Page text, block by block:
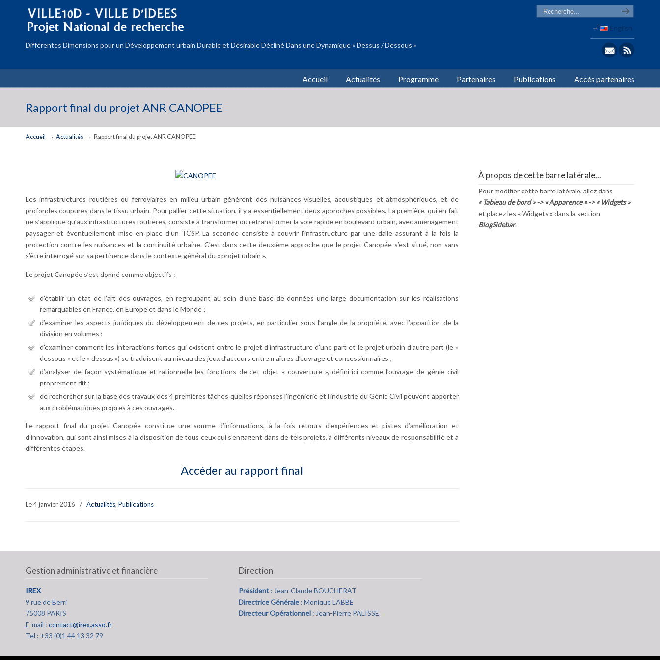
Différentes Dimensions pour un Développement urbain Durable et Désirable Décliné Dans une Dynamique « Dessus / Dessous »
English
Accueil Actualités Programme Partenaires Publications Accès partenaires
Rapport final du projet ANR CANOPEE
Accueil → Actualités → Rapport final du projet ANR CANOPEE
Les infrastructures routières ou ferroviaires en milieu urbain génèrent des nuisances visuelles, acoustiques et atmosphériques, et de
profondes coupures dans le tissu urbain. Pour pallier cette situation, il y a essentiellement deux approches possibles. La première, qui en fait
ne s’applique qu’aux infrastructures routières, consiste à transformer ou retransformer la voie rapide en boulevard urbain, avec aménagement
paysager et éventuellement mise en place d’un TCSP. La seconde consiste à couvrir l’infrastructure par une dalle assurant à la fois la
protection contre les nuisances et la continuité urbaine. C’est dans cette deuxième approche que le projet Canopée s’est situé, non sans
s’être interrogé sur sa pertinence dans le contexte général du « projet urbain ».
Le projet Canopée s’est donné comme objectifs :
d’établir un état de l’art des ouvrages, en regroupant au sein d’une base de données une large documentation sur les réalisations
remarquables en France, en Europe et dans le Monde ;
d’examiner les aspects juridiques du développement de ces projets, en particulier sous l’angle de la propriété, avec l’apparition de la
division en volumes ;
d’examiner comment les interactions fortes qui existent entre le projet d’infrastructure d’une part et le projet urbain d’autre part (le «
dessous » et le « dessus ») se traduisent au niveau des jeux d’acteurs entre maîtres d’ouvrage et concessionnaires ;
d’analyser de façon systématique et rationnelle les fonctions de cet objet « couverture », défini ici comme l’ouvrage de génie civil
proprement dit ;
de rechercher sur la base des travaux des 4 premières tâches quelles réponses l’ingénierie et l’industrie du Génie Civil peuvent apporter
aux problématiques propres à ces ouvrages.
Le rapport final du projet Canopée constitue une somme d’informations, à la fois retours d’expériences et pistes d’amélioration et
d’innovation, qui sont ainsi mises à la disposition de tous ceux qui s’engagent dans de tels projets, à différents niveaux de responsabilité et à
différentes étapes.
Accéder au rapport final
Le 4 janvier 2016 / Actualités, Publications
À propos de cette barre latérale...
Pour modifier cette barre latérale, allez dans
« Tableau de bord » -> « Apparence » -> « Widgets »
et placez les « Widgets » dans la section
BlogSidebar.
Gestion administrative et financière
IREX
9 rue de Berri
75008 PARIS
E-mail : contact@irex.asso.fr
Tel : +33 (0)1 44 13 32 79
Direction
Président : Jean-Claude BOUCHERAT
Directrice Générale : Monique LABBE
Directeur Opérationnel : Jean-Pierre PALISSE